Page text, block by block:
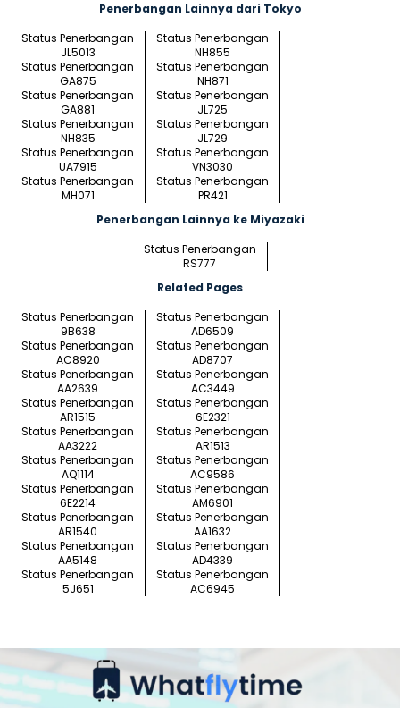
Penerbangan Lainnya dari Tokyo
Status Penerbangan
JL5013
Status Penerbangan
NH855
Status Penerbangan
GA875
Status Penerbangan
NH871
Status Penerbangan
GA881
Status Penerbangan
JL725
Status Penerbangan
NH835
Status Penerbangan
JL729
Status Penerbangan
UA7915
Status Penerbangan
VN3030
Status Penerbangan
MH071
Status Penerbangan
PR421
Penerbangan Lainnya ke Miyazaki
Status Penerbangan
RS777
Related Pages
Status Penerbangan
9B638
Status Penerbangan
AD6509
Status Penerbangan
AC8920
Status Penerbangan
AD8707
Status Penerbangan
AA2639
Status Penerbangan
AC3449
Status Penerbangan
AR1515
Status Penerbangan
6E2321
Status Penerbangan
AA3222
Status Penerbangan
AR1513
Status Penerbangan
AQ1114
Status Penerbangan
AC9586
Status Penerbangan
6E2214
Status Penerbangan
AM6901
Status Penerbangan
AR1540
Status Penerbangan
AA1632
Status Penerbangan
AA5148
Status Penerbangan
AD4339
Status Penerbangan
5J651
Status Penerbangan
AC6945